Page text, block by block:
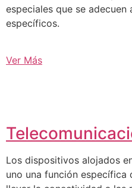
especiales que se adecuen
específicos.
Ver Más
Los dispositivos alojados
uno una función